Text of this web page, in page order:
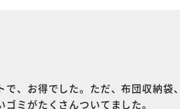
、お得でした。ただ、布団収納袋
ミがたくさんついてました。